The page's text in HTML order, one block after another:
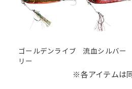
ゴールデンライブ
リー
流血シルバー
※各アイテムは